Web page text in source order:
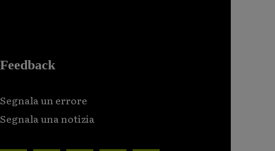
Feedback
Segnala un errore
Segnala una notizia